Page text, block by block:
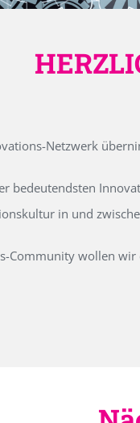
Netzwerk
bedeutendsten
in und
Community wollen